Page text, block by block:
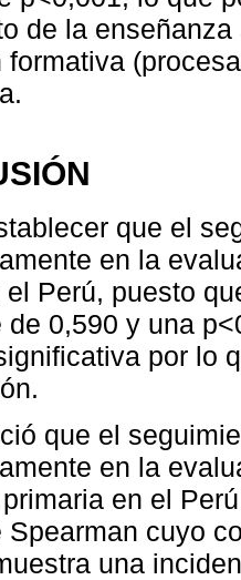
de la
formativa
que el
en la
el Perú, puesto
de 0,590 y una
por lo
que el
en la
en el
Spearman cuyo
una